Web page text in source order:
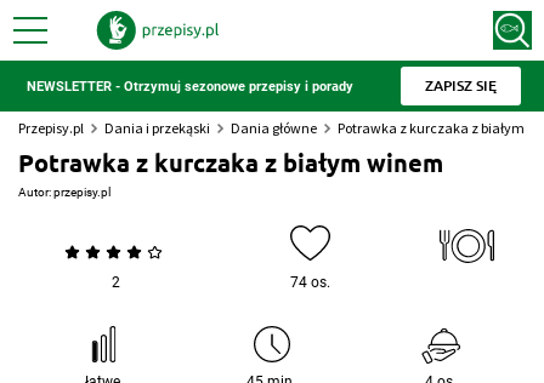
NEWSLETTER - Otrzymuj sezonowe przepisy i porady ZAPISZ SIĘ
Przepisy.pl Dania i przekąski Dania główne Potrawka z kurczaka z białym
Potrawka z kurczaka z białym winem
Autor:przepisy.pl
2 74 os.